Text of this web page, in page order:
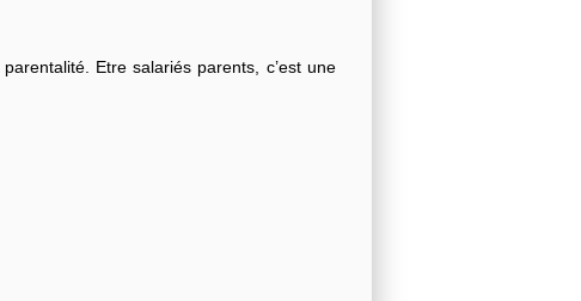
Etre salariés parents, c’est une